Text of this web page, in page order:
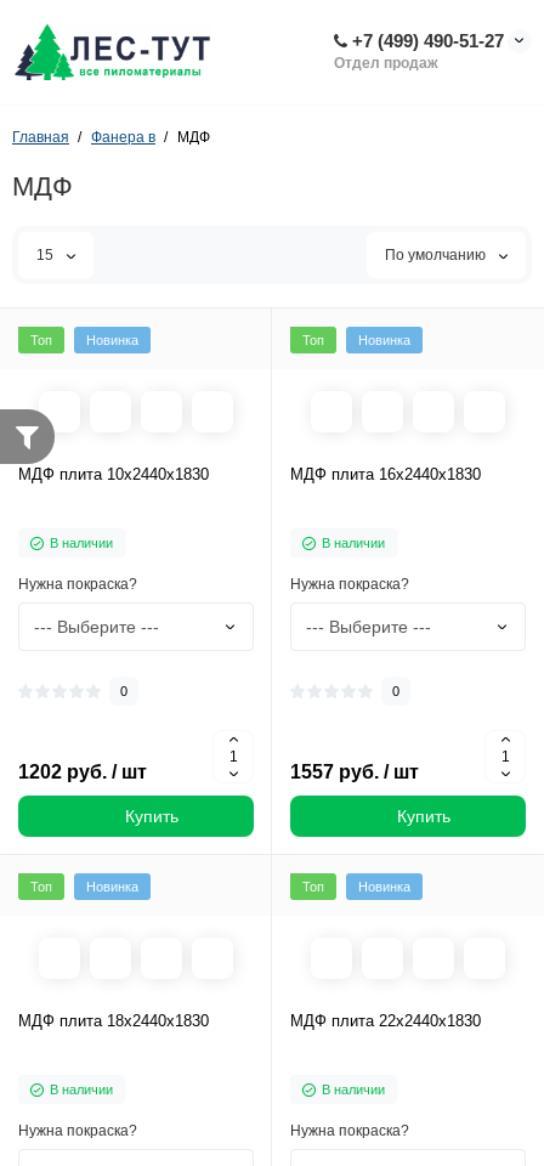
+7 (499) 490-51-27
Отдел продаж
Главная Фанера в МДФ
МДФ
15 По умолчанию
Топ Новинка
МДФ плита 10х2440х1830
В наличии
Нужна покраска?
0
1202 руб. / шт
Купить
Топ Новинка
МДФ плита 16х2440х1830
В наличии
Нужна покраска?
0
1557 руб. / шт
Купить
Топ Новинка
МДФ плита 18х2440х1830
В наличии
Нужна покраска?
Топ Новинка
МДФ плита 22х2440х1830
В наличии
Нужна покраска?